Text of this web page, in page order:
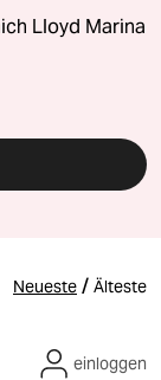
Lloyd Marina
Neueste / Älteste
einloggen